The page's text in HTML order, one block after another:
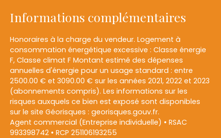
Informations complémentaires
Honoraires à la charge du vendeur. Logement à
consommation énergétique excessive : Classe énergie
F, Classe climat F Montant estimé des dépenses
annuelles d'énergie pour un usage standard : entre
2500.00 € et 3090.00 € sur les années 2021, 2022 et 2023
(abonnements compris). Les informations sur les
risques auxquels ce bien est exposé sont disponibles
sur le site Géorisques : georisques.gouv.fr.
Agent commercial (Entreprise individuelle) • RSAC
993398742 • RCP 251106193255